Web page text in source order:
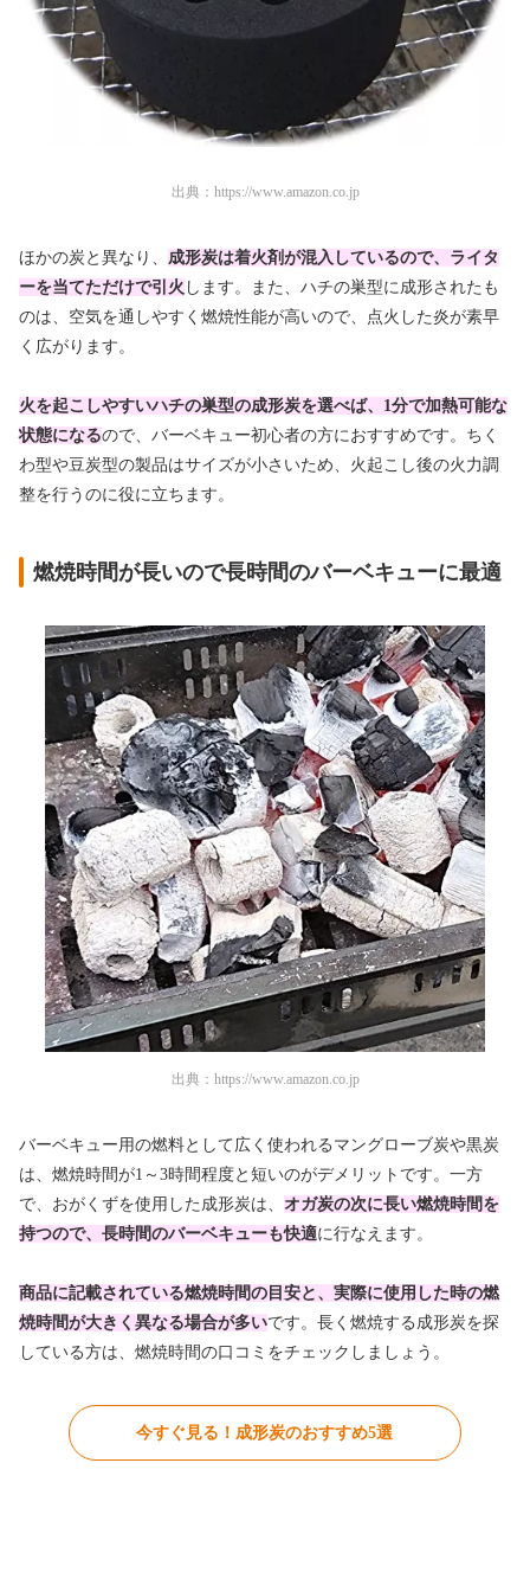
出典： https://www.amazon.co.jp
ほかの炭と異なり、 成形炭は着火剤が混入しているので、ライタ
ーを当てただけで引火 します。また、ハチの巣型に成形されたも
のは、空気を通しやすく燃焼性能が高いので、点火した炎が素早
く広がります。
火を起こしやすいハチの巣型の成形炭を選べば、1分で加熱可能な
状態になるので、バーベキュー初心者の方におすすめです。ちく
わ型や豆炭型の製品はサイズが小さいため、火起こし後の火力調
整を行うのに役に立ちます。
燃焼時間が長いので長時間のバーベキューに最適
出典： https://www.amazon.co.jp
バーベキュー用の燃料として広く使われるマングローブ炭や黒炭
は、燃焼時間が1～3時間程度と短いのがデメリットです。一方
で、おがくずを使用した成形炭は、 オガ炭の次に長い燃焼時間を
持つので、長時間のバーベキューも快適に行なえます。
商品に記載されている燃焼時間の目安と、実際に使用した時の燃
焼時間が大きく異なる場合が多いです。長く燃焼する成形炭を探
している方は、燃焼時間の口コミをチェックしましょう。
今すぐ見る！成形炭のおすすめ5選